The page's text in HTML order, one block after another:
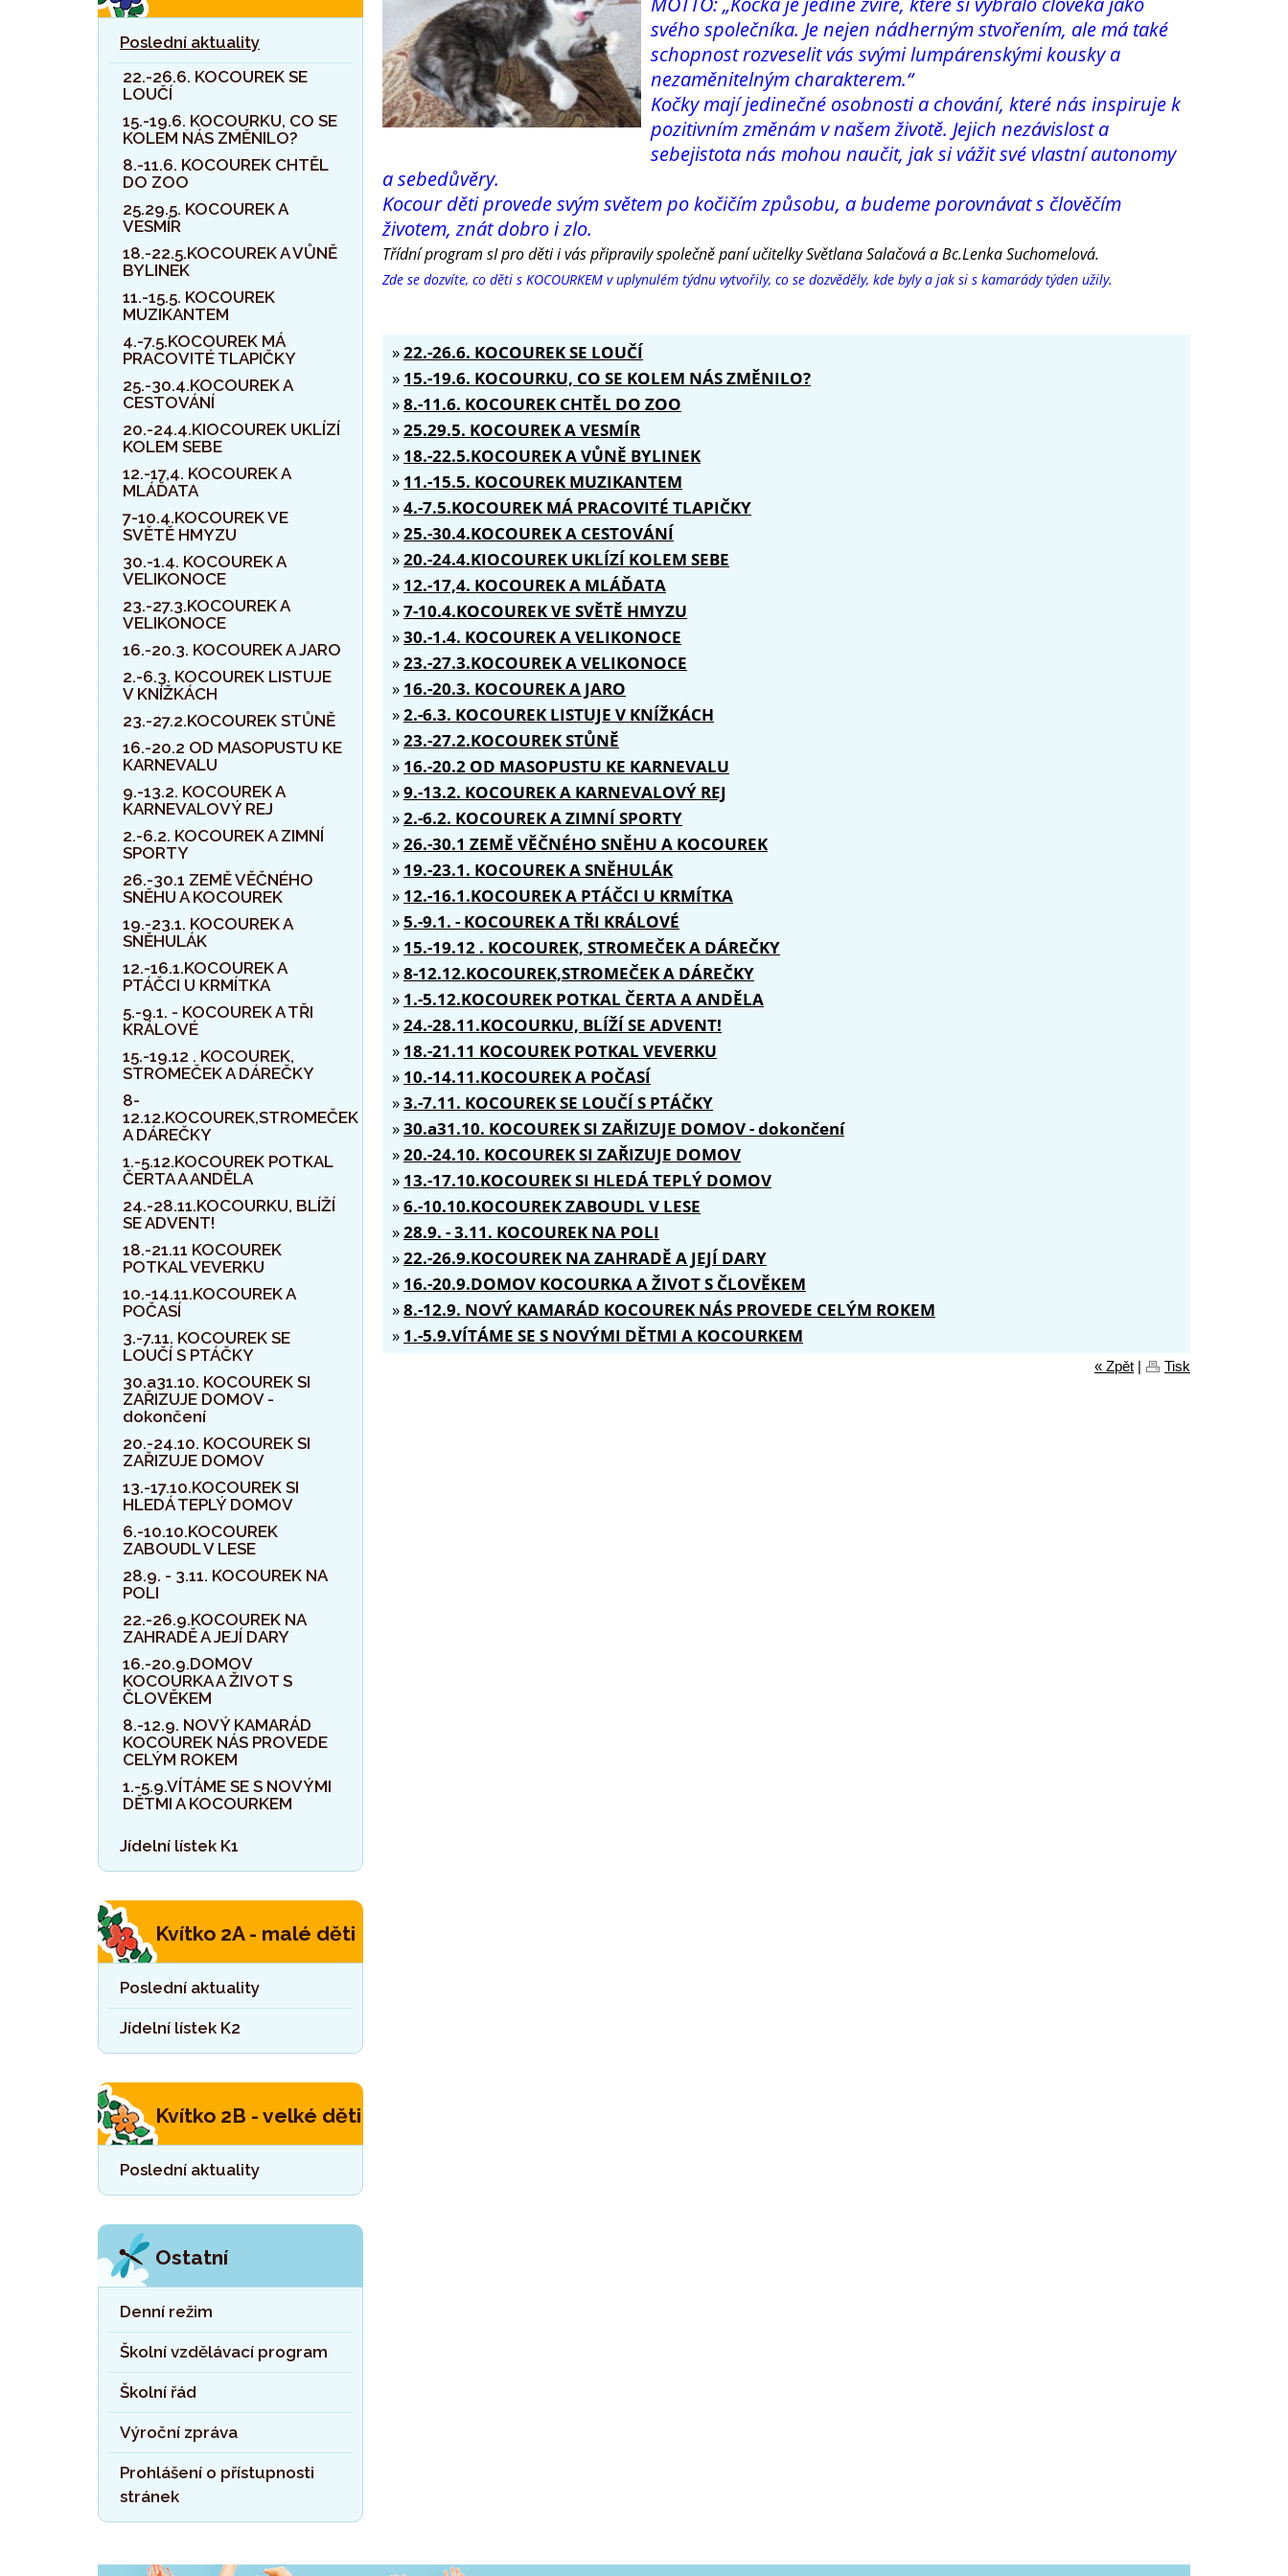
svého společníka. Je nejen nádherným stvořením, ale má také
schopnost rozveselit vás svými lumpárenskými kousky a
nezaměnitelným charakterem.“
Kočky mají jedinečné osobnosti a chování, které nás inspiruje k
pozitivním změnám v našem životě. Jejich nezávislost a
sebejistota nás mohou naučit, jak si vážit své vlastní autonomy
a sebedůvěry.
Kocour děti provede svým světem po kočičím způsobu, a budeme porovnávat s člověčím
životem, znát dobro i zlo.
Třídní program sI pro děti i vás připravily společně paní učitelky Světlana Salačová a Bc.Lenka Suchomelová.
Zde se dozvíte, co děti s KOCOURKEM v uplynulém týdnu vytvořily, co se dozvěděly, kde byly a jak si s kamarády týden užily.
»22.-26.6. KOCOUREK SE LOUČÍ
» 15.-19.6. KOCOURKU, CO SE KOLEM NÁS ZMĚNILO?
»8.-11.6. KOCOUREK CHTĚL DO ZOO
»25.29.5. KOCOUREK A VESMÍR
» 18.-22.5.KOCOUREK A VŮNĚ BYLINEK
» 11.-15.5. KOCOUREK MUZIKANTEM
»4.-7.5.KOCOUREK MÁ PRACOVITÉ TLAPIČKY
»25.-30.4.KOCOUREK A CESTOVÁNÍ
»20.-24.4.KIOCOUREK UKLÍZÍ KOLEM SEBE
» 12.-17,4. KOCOUREK A MLÁĎATA
»7-10.4.KOCOUREK VE SVĚTĚ HMYZU
»30.-1.4. KOCOUREK A VELIKONOCE
»23.-27.3.KOCOUREK A VELIKONOCE
» 16.-20.3. KOCOUREK A JARO
»2.-6.3. KOCOUREK LISTUJE V KNÍŽKÁCH
»23.-27.2.KOCOUREK STŮNĚ
» 16.-20.2 OD MASOPUSTU KE KARNEVALU
»9.-13.2. KOCOUREK A KARNEVALOVÝ REJ
»2.-6.2. KOCOUREK A ZIMNÍ SPORTY
»26.-30.1 ZEMĚ VĚČNÉHO SNĚHU A KOCOUREK
» 19.-23.1. KOCOUREK A SNĚHULÁK
» 12.-16.1.KOCOUREK A PTÁČCI U KRMÍTKA
»5.-9.1. - KOCOUREK A TŘI KRÁLOVÉ
» 15.-19.12 . KOCOUREK, STROMEČEK A DÁREČKY
»8-12.12.KOCOUREK,STROMEČEK A DÁREČKY
» 1.-5.12.KOCOUREK POTKAL ČERTA A ANDĚLA
»24.-28.11.KOCOURKU, BLÍŽÍ SE ADVENT!
» 18.-21.11 KOCOUREK POTKAL VEVERKU
» 10.-14.11.KOCOUREK A POČASÍ
»3.-7.11. KOCOUREK SE LOUČÍ S PTÁČKY
»30.a31.10. KOCOUREK SI ZAŘIZUJE DOMOV - dokončení
»20.-24.10. KOCOUREK SI ZAŘIZUJE DOMOV
» 13.-17.10.KOCOUREK SI HLEDÁ TEPLÝ DOMOV
»6.-10.10.KOCOUREK ZABOUDL V LESE
»28.9. - 3.11. KOCOUREK NA POLI
»22.-26.9.KOCOUREK NA ZAHRADĚ A JEJÍ DARY
» 16.-20.9.DOMOV KOCOURKA A ŽIVOT S ČLOVĚKEM
»8.-12.9. NOVÝ KAMARÁD KOCOUREK NÁS PROVEDE CELÝM ROKEM
» 1.-5.9.VÍTÁME SE S NOVÝMI DĚTMI A KOCOURKEM
« Zpět | Tisk
Poslední aktuality
22.-26.6. KOCOUREK SE
LOUČÍ
15.-19.6. KOCOURKU, CO SE
KOLEM NÁS ZMĚNILO?
8.-11.6. KOCOUREK CHTĚL
DO ZOO
25.29.5. KOCOUREK A
VESMÍR
18.-22.5.KOCOUREK A VŮNĚ
BYLINEK
11.-15.5. KOCOUREK
MUZIKANTEM
4.-7.5.KOCOUREK MÁ
PRACOVITÉ TLAPIČKY
25.-30.4.KOCOUREK A
CESTOVÁNÍ
20.-24.4.KIOCOUREK UKLÍZÍ
KOLEM SEBE
12.-17,4. KOCOUREK A
MLÁĎATA
7-10.4.KOCOUREK VE
SVĚTĚ HMYZU
30.-1.4. KOCOUREK A
VELIKONOCE
23.-27.3.KOCOUREK A
VELIKONOCE
16.-20.3. KOCOUREK A JARO
2.-6.3. KOCOUREK LISTUJE
V KNÍŽKÁCH
23.-27.2.KOCOUREK STŮNĚ
16.-20.2 OD MASOPUSTU KE
KARNEVALU
9.-13.2. KOCOUREK A
KARNEVALOVÝ REJ
2.-6.2. KOCOUREK A ZIMNÍ
SPORTY
26.-30.1 ZEMĚ VĚČNÉHO
SNĚHU A KOCOUREK
19.-23.1. KOCOUREK A
SNĚHULÁK
12.-16.1.KOCOUREK A
PTÁČCI U KRMÍTKA
5.-9.1. - KOCOUREK A TŘI
KRÁLOVÉ
15.-19.12 . KOCOUREK,
STROMEČEK A DÁREČKY
8-
12.12.KOCOUREK,STROMEČEK
A DÁREČKY
1.-5.12.KOCOUREK POTKAL
ČERTA A ANDĚLA
24.-28.11.KOCOURKU, BLÍŽÍ
SE ADVENT!
18.-21.11 KOCOUREK
POTKAL VEVERKU
10.-14.11.KOCOUREK A
POČASÍ
3.-7.11. KOCOUREK SE
LOUČÍ S PTÁČKY
30.a31.10. KOCOUREK SI
ZAŘIZUJE DOMOV -
dokončení
20.-24.10. KOCOUREK SI
ZAŘIZUJE DOMOV
13.-17.10.KOCOUREK SI
HLEDÁ TEPLÝ DOMOV
6.-10.10.KOCOUREK
ZABOUDL V LESE
28.9. - 3.11. KOCOUREK NA
POLI
22.-26.9.KOCOUREK NA
ZAHRADĚ A JEJÍ DARY
16.-20.9.DOMOV
KOCOURKA A ŽIVOT S
ČLOVĚKEM
8.-12.9. NOVÝ KAMARÁD
KOCOUREK NÁS PROVEDE
CELÝM ROKEM
1.-5.9.VÍTÁME SE S NOVÝMI
DĚTMI A KOCOURKEM
Jídelní lístek K1
Kvítko 2A - malé děti
Poslední aktuality
Jídelní lístek K2
Kvítko 2B - velké děti
Poslední aktuality
Ostatní
Denní režim
Školní vzdělávací program
Školní řád
Výroční zpráva
Prohlášení o přístupnosti
stránek